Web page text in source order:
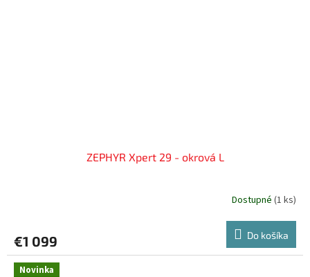
ZEPHYR Xpert 29 - okrová L
Dostupné (1 ks)
€1 099 Do košíka
Novinka